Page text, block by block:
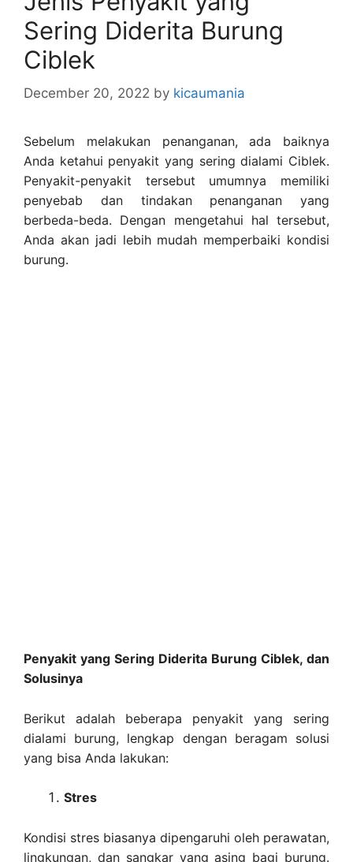
Sering Diderita Burung
Ciblek
December 20, 2022 by kicaumania
Sebelum melakukan penanganan, ada baiknya
Anda ketahui penyakit yang sering dialami Ciblek.
Penyakit-penyakit tersebut umumnya memiliki
penyebab dan tindakan penanganan yang
berbeda-beda. Dengan mengetahui hal tersebut,
Anda akan jadi lebih mudah memperbaiki kondisi
burung.
Penyakit yang Sering Diderita Burung Ciblek, dan
Solusinya
Berikut adalah beberapa penyakit yang sering
dialami burung, lengkap dengan beragam solusi
yang bisa Anda lakukan:
Stres
Kondisi stres biasanya dipengaruhi oleh perawatan,
lingkungan, dan sangkar yang asing bagi burung.